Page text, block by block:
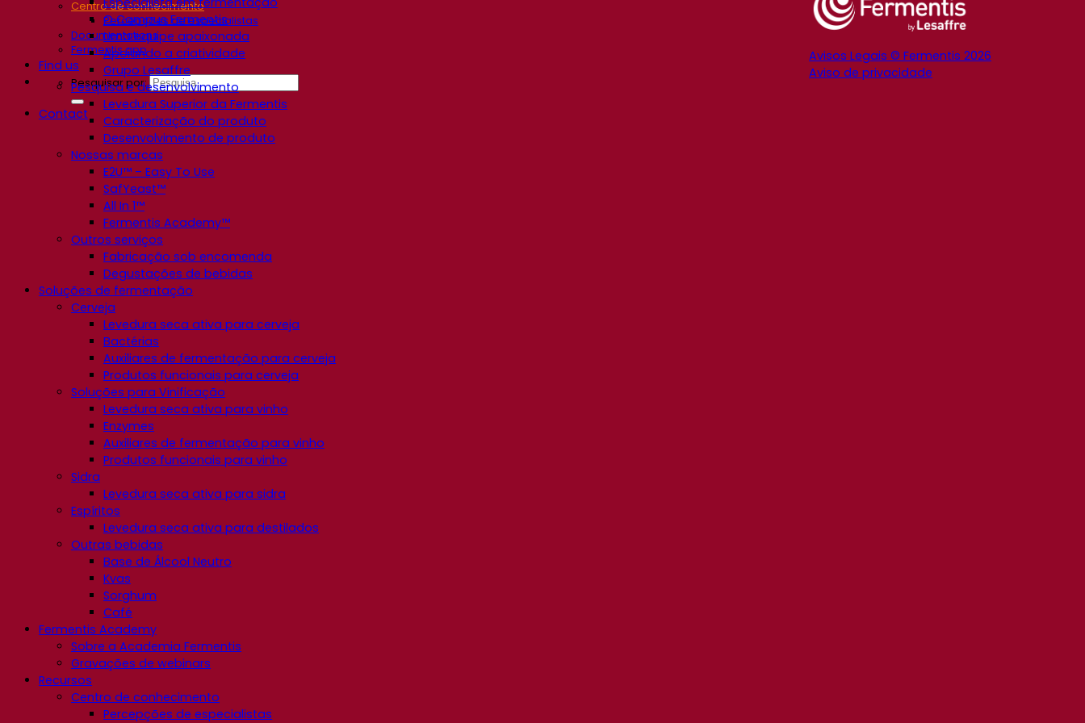
Centro de conhecimento
Percepções de especialistas
Documentations
Fermentis app
Find us
Pesquisar por:
Contact
Avisos Legais © Fermentis 2026
Aviso de privacidade
O Campus Fermentis
Uma equipe apaixonada
Apoiando a criatividade
Grupo Lesaffre
Pesquisa e desenvolvimento
Levedura Superior da Fermentis
Caracterização do produto
Desenvolvimento de produto
Nossas marcas
E2U™ – Easy To Use
SafYeast™
All In 1™
Fermentis Academy™
Outros serviços
Fabricação sob encomenda
Degustações de bebidas
Soluções de fermentação
Cerveja
Levedura seca ativa para cerveja
Bactérias
Auxiliares de fermentação para cerveja
Produtos funcionais para cerveja
Soluções para Vinificação
Levedura seca ativa para vinho
Enzymes
Auxiliares de fermentação para vinho
Produtos funcionais para vinho
Sidra
Levedura seca ativa para sidra
Espíritos
Levedura seca ativa para destilados
Outras bebidas
Base de Álcool Neutro
Kvas
Sorghum
Café
Fermentis Academy
Sobre a Academia Fermentis
Gravações de webinars
Recursos
Centro de conhecimento
Percepções de especialistas